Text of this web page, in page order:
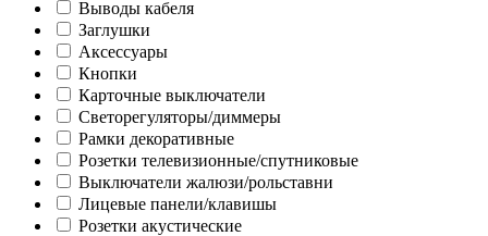
Выводы кабеля
Заглушки
Аксессуары
Кнопки
Карточные выключатели
Светорегуляторы/диммеры
Рамки декоративные
Розетки телевизионные/спутниковые
Выключатели жалюзи/рольставни
Лицевые панели/клавишы
Розетки акустические